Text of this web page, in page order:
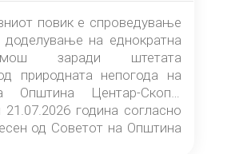
на Општина
повик е спроведување
доделување на еднократна
заради штетата
природната непогода на
Општина Центар-Скопје
година согласно
од Советот на Општина